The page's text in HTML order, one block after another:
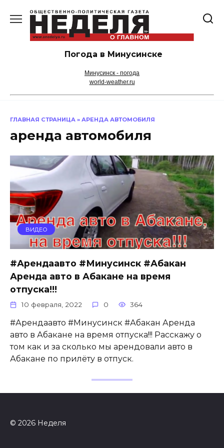
содержанию
Погода в Минусинске
Минусинск - погода
world-weather.ru
ГЛАВНАЯ СТРАНИЦА » АРЕНДА АВТОМОБИЛЯ
аренда автомобиля
ВИДЕО
#Арендаавто #Минусинск #Абакан
Аренда авто в Абакане на время
отпуска!!!
10 февраля, 2022 0 364
#Арендаавто #Минусинск #Абакан Аренда
авто в Абакане на время отпуска!!! Расскажу о
том как и за сколько мы арендовали авто в
Абакане по прилёту в отпуск.
© 2026 Неделя